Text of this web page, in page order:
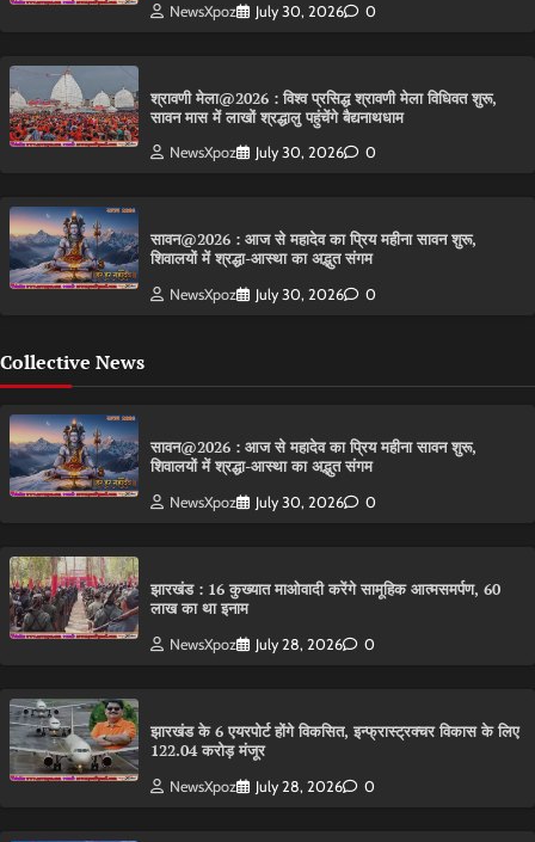
NewsXpoz July 30, 2026 0
श्रावणी मेला@2026 : विश्व प्रसिद्ध श्रावणी मेला विधिवत शुरू,
सावन मास में लाखों श्रद्धालु पहुंचेंगे बैद्यनाथधाम
NewsXpoz July 30, 2026 0
सावन@2026 : आज से महादेव का प्रिय महीना सावन शुरू,
शिवालयों में श्रद्धा-आस्था का अद्भुत संगम
NewsXpoz July 30, 2026 0
Collective News
सावन@2026 : आज से महादेव का प्रिय महीना सावन शुरू,
शिवालयों में श्रद्धा-आस्था का अद्भुत संगम
NewsXpoz July 30, 2026 0
झारखंड : 16 कुख्यात माओवादी करेंगे सामूहिक आत्मसमर्पण, 60
लाख का था इनाम
NewsXpoz July 28, 2026 0
झारखंड के 6 एयरपोर्ट होंगे विकसित, इन्फ्रास्ट्रक्चर विकास के लिए
122.04 करोड़ मंजूर
NewsXpoz July 28, 2026 0